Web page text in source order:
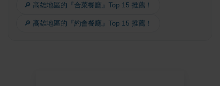
🔎 高雄地區的『合菜餐廳』Top 15 推薦！
🔎 高雄地區的『約會餐廳』Top 15 推薦！